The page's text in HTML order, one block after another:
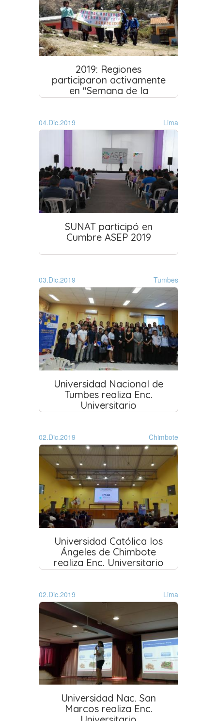
2019: Regiones
participaron activamente
en "Semana de la
educación tributaria y
04.Dic.2019 Lima
SUNAT participó en
Cumbre ASEP 2019
03.Dic.2019 Tumbes
Universidad Nacional de
Tumbes realiza Enc.
Universitario
02.Dic.2019 Chimbote
Universidad Católica los
Ángeles de Chimbote
realiza Enc. Universitario
02.Dic.2019 Lima
Universidad Nac. San
Marcos realiza Enc.